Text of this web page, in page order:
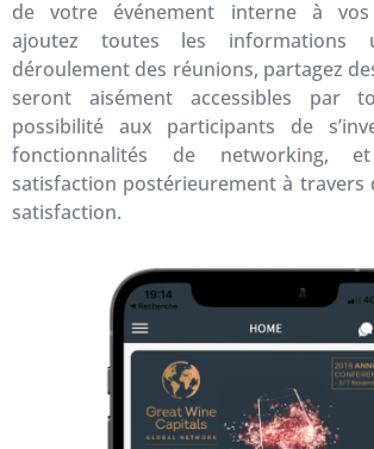
de votre événement interne à vos
ajoutez toutes les informations
déroulement des réunions, partagez
seront aisément accessibles par
possibilité aux participants de
fonctionnalités de networking,
satisfaction postérieurement à travers
satisfaction.